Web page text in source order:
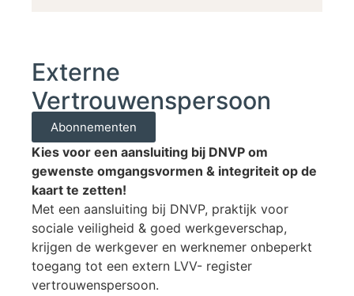
Externe
Vertrouwenspersoon
Abonnementen
Kies voor een aansluiting bij DNVP om
gewenste omgangsvormen & integriteit op de
kaart te zetten!
Met een aansluiting bij DNVP, praktijk voor
sociale veiligheid & goed werkgeverschap,
krijgen de werkgever en werknemer onbeperkt
toegang tot een extern LVV- register
vertrouwenspersoon.